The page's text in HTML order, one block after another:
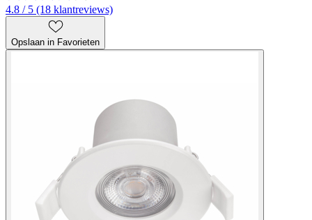
4.8 / 5 (18 klantreviews)
Opslaan in Favorieten